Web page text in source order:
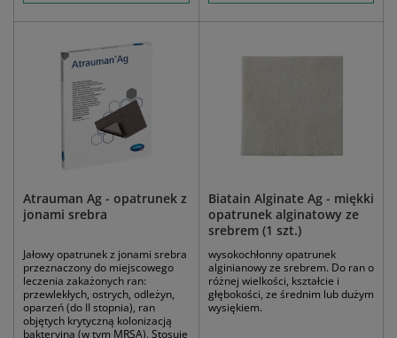
Atrauman Ag - opatrunek z
jonami srebra
Jałowy opatrunek z jonami srebra
przeznaczony do miejscowego
leczenia zakażonych ran:
przewlekłych, ostrych, odleżyn,
oparzeń (do II stopnia), ran
objętych krytyczną kolonizacją
bakteryjną (w tym MRSA). Stosuje
Biatain Alginate Ag - miękki
opatrunek alginatowy ze
srebrem (1 szt.)
wysokochłonny opatrunek
alginianowy ze srebrem. Do ran o
różnej wielkości, kształcie i
głębokości, ze średnim lub dużym
wysiękiem.